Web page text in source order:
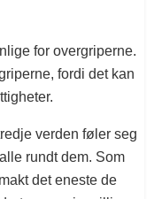
for overgriperne.
fordi det kan
verden føler seg
rundt dem. Som
det eneste de